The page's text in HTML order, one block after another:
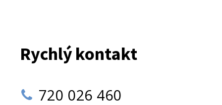
Rychlý kontakt
720 026 460